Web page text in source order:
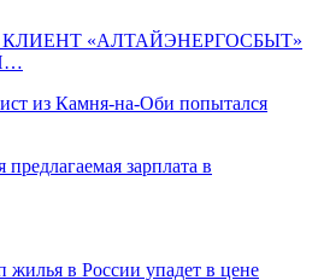
«АЛТАЙЭНЕРГОСБЫТ»
из Камня-на-Оби попытался
зарплата в
жилья в России упадет в цене